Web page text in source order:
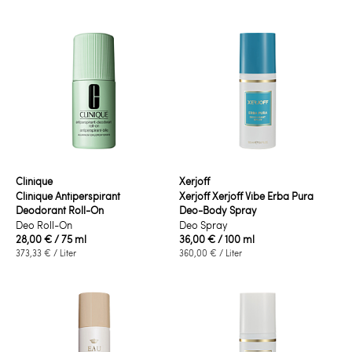
Clinique
Clinique Antiperspirant
Deodorant Roll-On
Deo Roll-On
28,00 €/ 75 ml
373,33 € / Liter
Xerjoff
Xerjoff Xerjoff Vibe Erba Pura
Deo-Body Spray
Deo Spray
36,00 €/ 100 ml
360,00 € / Liter